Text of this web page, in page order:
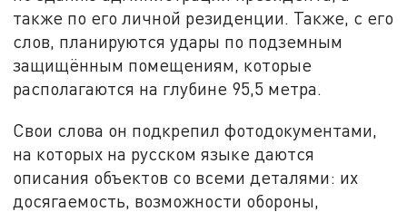
также по его личной резиденции. Также, с его
слов, планируются удары по подземным
защищённым помещениям, которые
располагаются на глубине 95,5 метра.
Свои слова он подкрепил фотодокументами,
на которых на русском языке даются
описания объектов со всеми деталями: их
досягаемость, возможности обороны,